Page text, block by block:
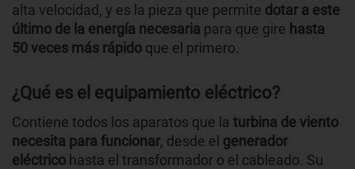
alta velocidad, y es la pieza que permite dotar a este
último de la energía necesaria para que gire hasta
50 veces más rápido que el primero.
¿Qué es el equipamiento eléctrico?
Contiene todos los aparatos que la turbina de viento
necesita para funcionar, desde el generador
eléctrico hasta el transformador o el cableado. Su